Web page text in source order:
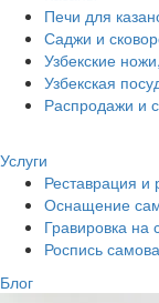
Печи для
Саджи и
Узбекские
Узбекская
Распродажи и
Услуги
Реставрация и
Оснащение
Гравировка на
Роспись
Блог